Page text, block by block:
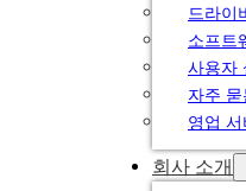
드라이
소프트
사용자
자주
영업
회사 소개